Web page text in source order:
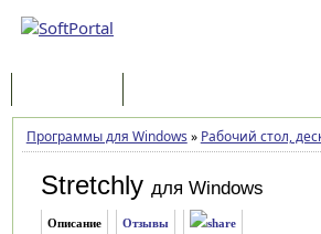
Программы для Windows » Рабочий стол,
Stretchly для Windows
Описание Отзывы